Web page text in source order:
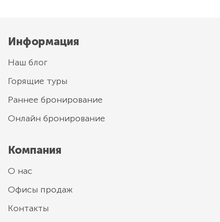
Информация
Наш блог
Горящие туры
Раннее бронирование
Онлайн бронирование
Компания
О нас
Офисы продаж
Контакты